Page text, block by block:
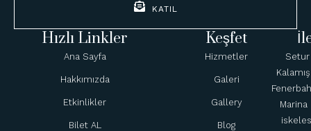
KATIL
Hızlı Linkler
Ana Sayfa
Hakkımızda
Etkinlikler
Bilet AL
Keşfet
Hizmetler
Galeri
Gallery
Blog
Setur
Marina